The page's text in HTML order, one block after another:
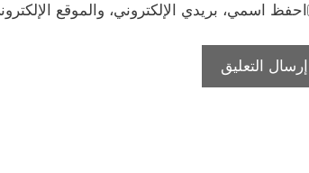
احفظ اسمي، بريدي الإلكتروني، والموقع